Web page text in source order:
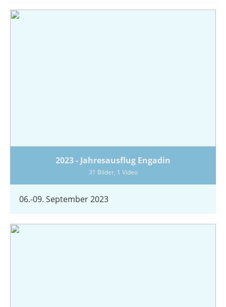
2023 - Jahresausflug Engadin
31 Bilder, 1 Video
06.-09. September 2023